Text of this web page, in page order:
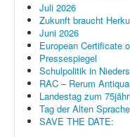
Juli 2026
Zukunft braucht
Juni 2026
European Certificate
Pressespiegel
Schulpolitik in
RAC – Rerum
Landestag zum
Tag der Alten
SAVE THE DATE: